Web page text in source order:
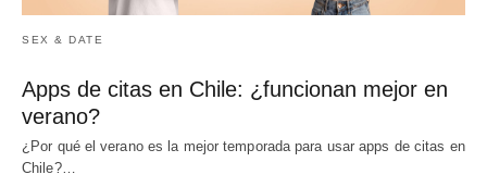
SEX & DATE
Apps de citas en Chile: ¿funcionan mejor en
verano?
¿Por qué el verano es la mejor temporada para usar apps de citas en
Chile?…